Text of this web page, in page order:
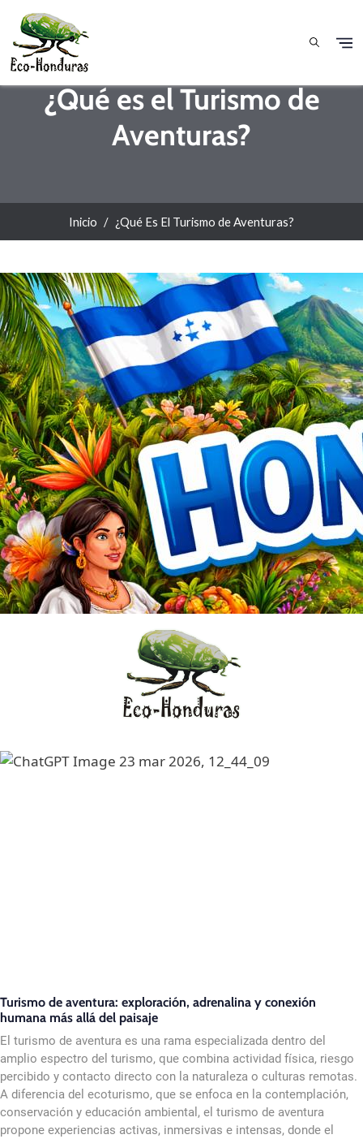
¿Qué es el Turismo de
Aventuras?
Inicio ¿Qué Es El Turismo de Aventuras?
Turismo de aventura: exploración, adrenalina y conexión
humana más allá del paisaje
El turismo de aventura es una rama especializada dentro del
amplio espectro del turismo, que combina actividad física, riesgo
percibido y contacto directo con la naturaleza o culturas remotas.
A diferencia del ecoturismo, que se enfoca en la contemplación,
conservación y educación ambiental, el turismo de aventura
propone experiencias activas, inmersivas e intensas, donde el